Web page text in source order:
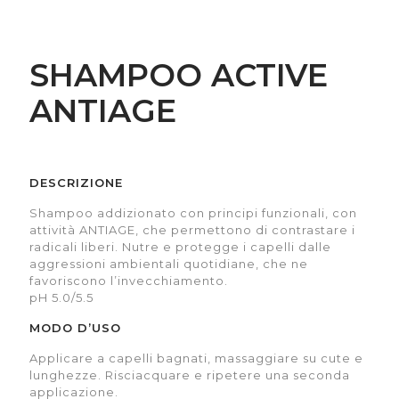
SHAMPOO ACTIVE
ANTIAGE
DESCRIZIONE
Shampoo addizionato con principi funzionali, con
attività ANTIAGE, che permettono di contrastare i
radicali liberi. Nutre e protegge i capelli dalle
aggressioni ambientali quotidiane, che ne
favoriscono l’invecchiamento.
pH 5.0/5.5
MODO D’USO
Applicare a capelli bagnati, massaggiare su cute e
lunghezze. Risciacquare e ripetere una seconda
applicazione.